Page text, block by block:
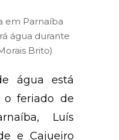
em Parnaíba
água durante
Brito)
água está
o feriado de
Luís
e Cajueiro